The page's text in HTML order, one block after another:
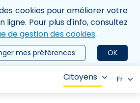
cookies pour améliorer votre
ligne. Pour plus d'info, consultez
de gestion des cookies.
OK
mes préférences
Citoyens Fr